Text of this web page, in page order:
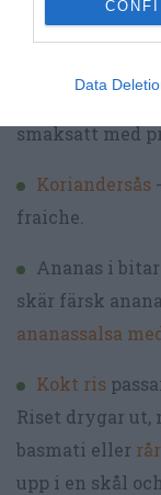
Data
Guacamole.
godast och
smaksatt med
Koriandersås
fraiche.
Ananas i
skär färsk
ananassalsa
Kokt ris
Riset drygar ut,
basmati eller
upp i en skål